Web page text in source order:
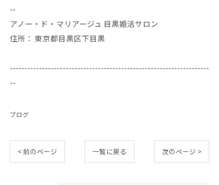
--
アノー・ド・マリアージュ 目黒婚活サロン
住所： 東京都目黒区下目黒
--------------------------------------------------------------------
--
ブログ
< 前のページ 一覧に戻る 次のページ >